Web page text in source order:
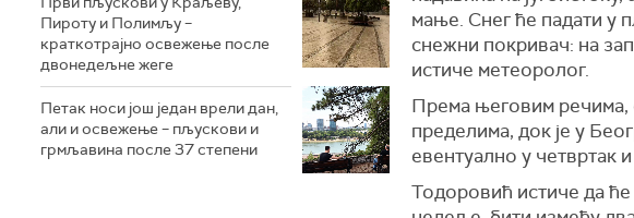
Пироту и Полимљу –
краткотрајно освежење после
двонедељне жеге
Петак носи још један врели дан,
али и освежење – пљускови и
грмљавина после 37 степени
мање. Снег ће падати у
снежни покривач: на
истиче метеоролог.
Према његовим речима,
пределима, док је у
евентуално у четвртак
Тодоровић истиче да